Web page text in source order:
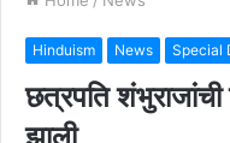
Hinduism News Special
छत्रपति